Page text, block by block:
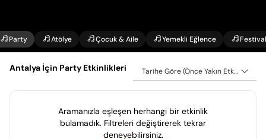
Party Atölye Çocuk & Aile Yemekli Eğlence Festival
Antalya İçin Party Etkinlikleri Tarihe Göre (Önce Yakın Etkinlikler)
Aramanızla eşleşen herhangi bir etkinlik
bulamadık. Filtreleri değiştirerek tekrar
deneyebilirsiniz.